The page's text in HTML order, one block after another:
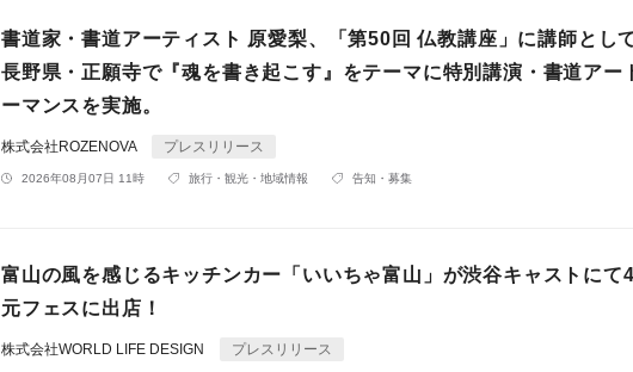
書道家・書道アーティスト 原愛梨、「第50回 仏教講座」に講師として
長野県・正願寺で『魂を書き起こす』をテーマに特別講演・書道アー
ーマンスを実施。
株式会社ROZENOVA プレスリリース
2026年08月07日 11時 旅行・観光・地域情報 告知・募集
富山の風を感じるキッチンカー「いいちゃ富山」が渋谷キャストにて
元フェスに出店！
株式会社WORLD LIFE DESIGN プレスリリース